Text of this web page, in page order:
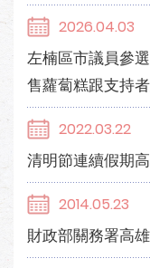
2026.04.03
左楠區市議員參
售蘿蔔糕跟支持
2022.03.22
清明節連續假期
2014.05.23
財政部關務署高